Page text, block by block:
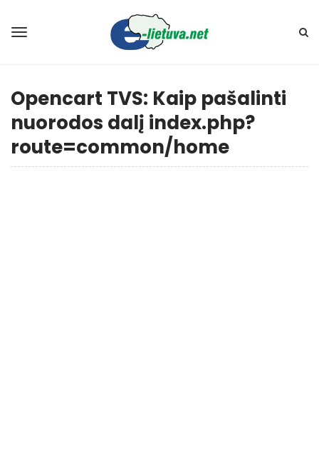
Opencart TVS: Kaip pašalinti
nuorodos dalį index.php?
route=common/home